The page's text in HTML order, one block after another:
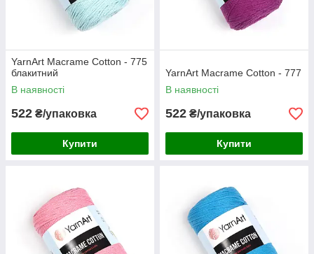
YarnArt Macrame Cotton - 775
блакитний
В наявності
522 ₴/упаковка
Купити
YarnArt Macrame Cotton - 777
В наявності
522 ₴/упаковка
Купити